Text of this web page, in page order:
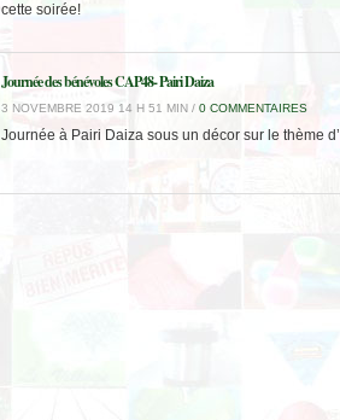
cette soirée!
Journée des bénévoles CAP48- Pairi Daiza
3 NOVEMBRE 2019 14 H 51 MIN / 0 COMMENTAIRES
Journée à Pairi Daiza sous un décor sur le thème